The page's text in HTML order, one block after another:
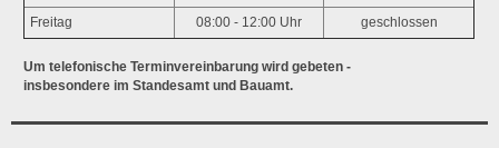
Freitag 08:00 - 12:00 Uhr geschlossen
Um telefonische Terminvereinbarung wird gebeten -
insbesondere im Standesamt und Bauamt.